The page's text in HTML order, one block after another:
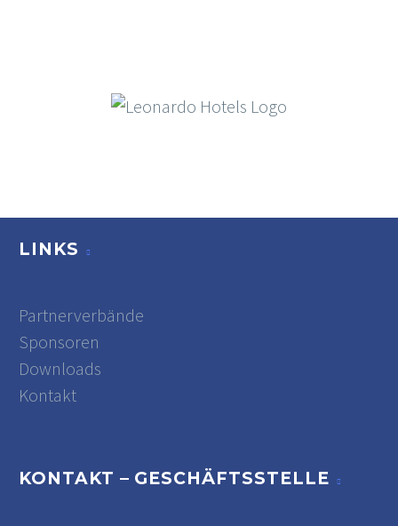
LINKS
Partnerverbände
Sponsoren
Downloads
Kontakt
KONTAKT – GESCHÄFTSSTELLE